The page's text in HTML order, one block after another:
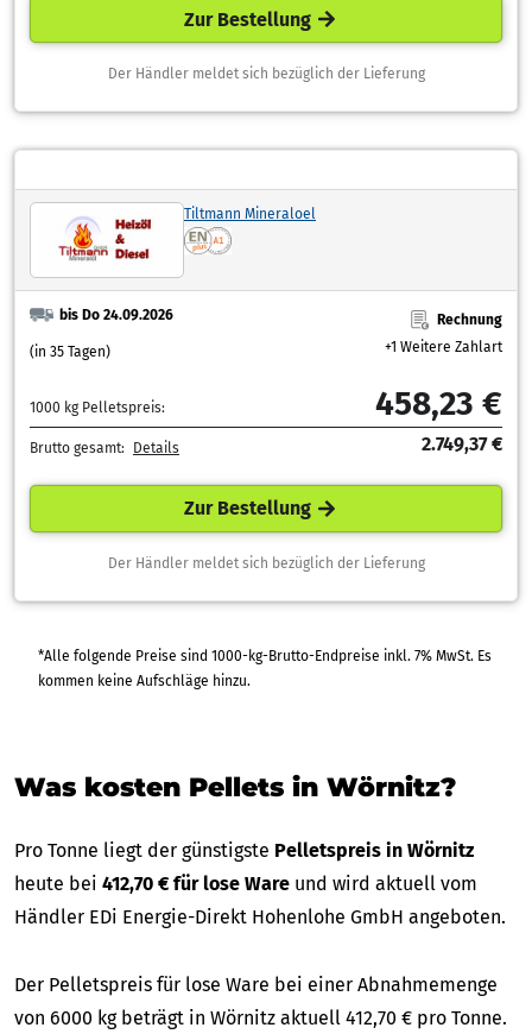
Zur Bestellung
Der Händler meldet sich bezüglich der Lieferung
Tiltmann Mineraloel
bis Do 24.09.2026
(in 35 Tagen)
Rechnung
+1 Weitere Zahlart
1000 kg Pelletspreis: 458,23 €
Brutto gesamt: Details 2.749,37 €
Zur Bestellung
Der Händler meldet sich bezüglich der Lieferung
*Alle folgende Preise sind 1000-kg-Brutto-Endpreise inkl. 7% MwSt. Es
kommen keine Aufschläge hinzu.
Was kosten Pellets in Wörnitz?
Pro Tonne liegt der günstigste Pelletspreis in Wörnitz
heute bei 412,70 € für lose Ware und wird aktuell vom
Händler EDi Energie-Direkt Hohenlohe GmbH angeboten.
Der Pelletspreis für lose Ware bei einer Abnahmemenge
von 6000 kg beträgt in Wörnitz aktuell 412,70 € pro Tonne.